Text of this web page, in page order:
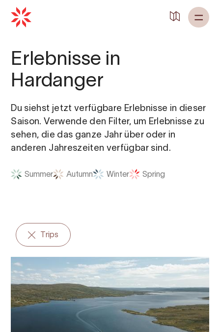
Erlebnisse in
Hardanger
Du siehst jetzt verfügbare Erlebnisse in dieser
Saison. Verwende den Filter, um Erlebnisse zu
sehen, die das ganze Jahr über oder in
anderen Jahreszeiten verfügbar sind.
Summer Autumn Winter Spring
Trips